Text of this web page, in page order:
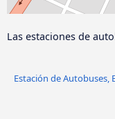
Las estaciones de
Estación de Autobuses,